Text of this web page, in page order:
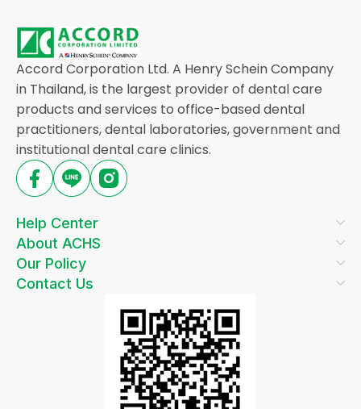
Accord Corporation Ltd. A Henry Schein Company
in Thailand, is the largest provider of dental care
products and services to office-based dental
practitioners, dental laboratories, government and
institutional dental care clinics.
Help Center
About ACHS
Our Policy
Contact Us